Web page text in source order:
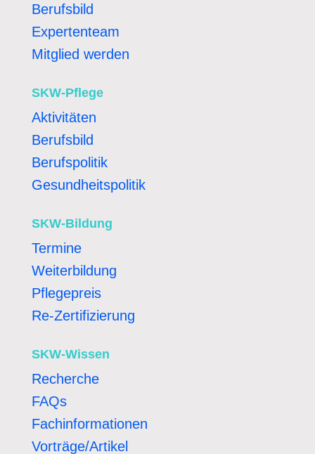
Berufsbild
Expertenteam
Mitglied werden
SKW-Pflege
Aktivitäten
Berufsbild
Berufspolitik
Gesundheitspolitik
SKW-Bildung
Termine
Weiterbildung
Pflegepreis
Re-Zertifizierung
SKW-Wissen
Recherche
FAQs
Fachinformationen
Vorträge/Artikel